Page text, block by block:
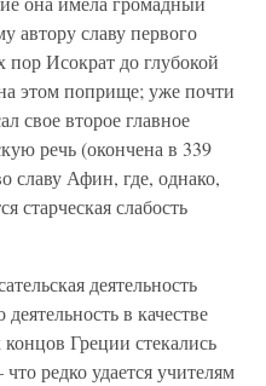
автору славу первого
пор Исократ до глубокой
этом поприще; уже почти
свое второе главное
речь (окончена в 339
славу Афин, где, однако,
старческая слабость
деятельность
в качестве
Греции стекались
редко удается учителям